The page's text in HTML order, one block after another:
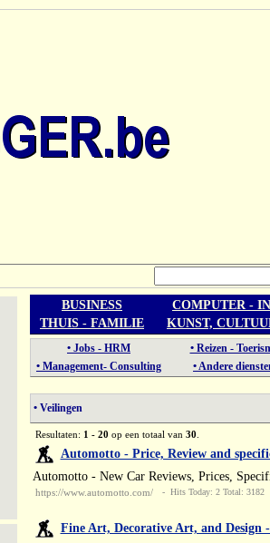
BUSINESS
COMPUTER -
THUIS - FAMILIE
KUNST,
• Jobs - HRM
• Reizen -
• Management- Consulting
• Andere
• Veilingen
Resultaten: 1 - 20 op een totaal van 30
Automotto - Price, Review and
Automotto - New Car Reviews, Prices,
https://www.automotto.com/ - Hits Today: 2 Total: 3182
Fine Art, Decorative Art, and